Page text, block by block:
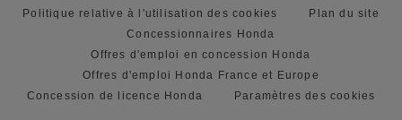
Politique relative à l'utilisation des cookies
Plan du site
Concessionnaires Honda
Offres d'emploi en concession Honda
Offres d'emploi Honda France et Europe
Concession de licence Honda
Paramètres des cookies